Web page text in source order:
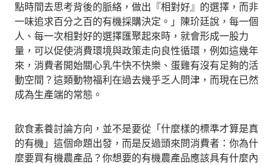
點時間去思考背後的脈絡，做出『相對好』的選擇，而非
一味追求百分之百的有機採購決定。」陳玠廷說，每一個
人、每一次相對好的選擇匯聚起來時，就會形成一股力
量，可以促使消費環境與政策走向良性循環，例如這幾年
來，消費者開始關心乳牛快不快樂、蛋雞有沒有足夠的活
動空間？這類動物福利在過去幾乎乏人問津，而現在已然
成為生產端的常態。
飲食素養討論方向，並不是要從「什麼樣的標準才算是真
的有機」這個命題出發，而是反過頭來問消費者：你為什
麼要買有機農產品？你想要的有機農產品應該具有什麼內